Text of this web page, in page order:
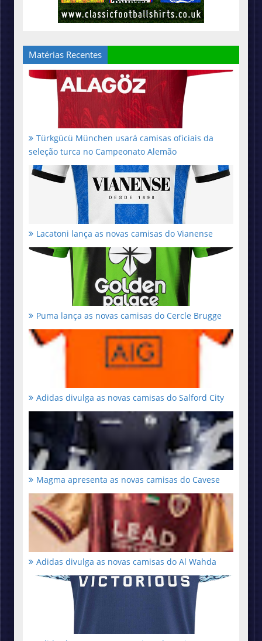
Matérias Recentes
Türkgücü München usará camisas oficiais da
seleção turca no Campeonato Alemão
Lacatoni lança as novas camisas do Vianense
Puma lança as novas camisas do Cercle Brugge
Adidas divulga as novas camisas do Salford City
Magma apresenta as novas camisas do Cavese
Adidas divulga as novas camisas do Al Wahda